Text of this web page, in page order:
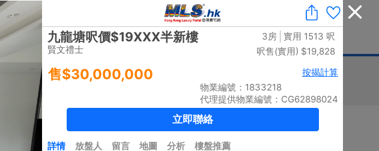
免費業主放盤 | 業主刪除樓盤 | ENG
一手豪宅 豪宅市場消息 豪宅論壇 刊登廣告 按揭計算 印花稅
間隔 排序
搜尋結果：5885個 / 有相： 5788 個
黃金置頂